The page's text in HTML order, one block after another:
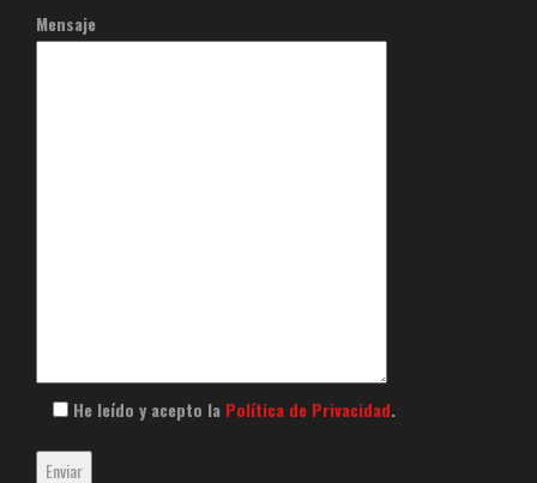
Mensaje
He leído y acepto la Política de Privacidad.